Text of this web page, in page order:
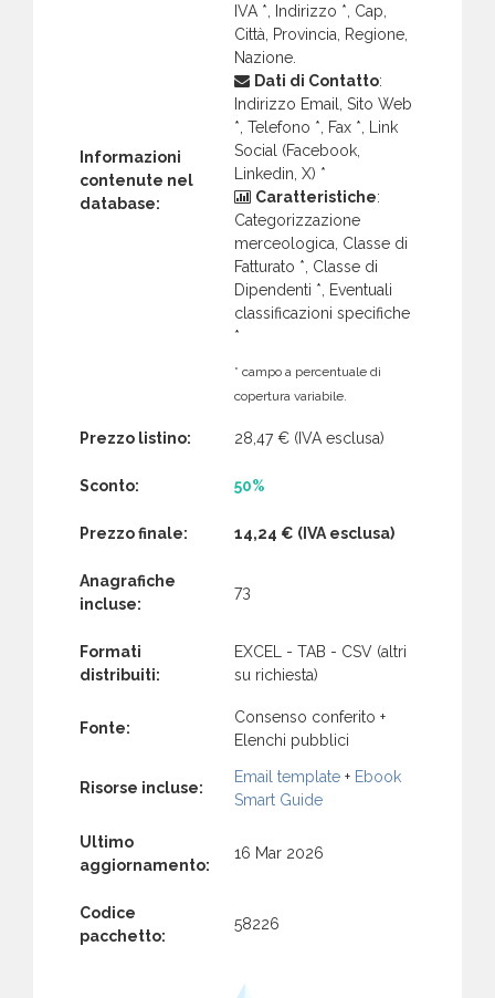
Informazioni
contenute nel
database:
IVA *, Indirizzo *, Cap,
Città, Provincia, Regione,
Nazione.
Dati di Contatto:
Indirizzo Email, Sito Web
*, Telefono *, Fax *, Link
Social (Facebook,
Linkedin, X) *
Caratteristiche:
Categorizzazione
merceologica, Classe di
Fatturato *, Classe di
Dipendenti *, Eventuali
classificazioni specifiche
*
* campo a percentuale di
copertura variabile.
Prezzo listino: 28,47 € (IVA esclusa)
Sconto: 50%
Prezzo finale: 14,24 € (IVA esclusa)
Anagrafiche
incluse:
73
Formati
distribuiti:
EXCEL - TAB - CSV (altri
su richiesta)
Fonte:
Consenso conferito +
Elenchi pubblici
Risorse incluse:
Email template + Ebook
Smart Guide
Ultimo
aggiornamento:
16 Mar 2026
Codice
pacchetto:
58226